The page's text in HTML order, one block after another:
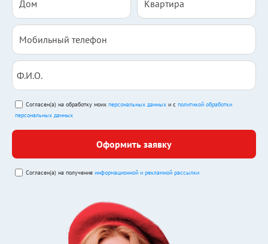
Согласен(а) на обработку моих персональных данных и с политикой обработки
персональных данных
Оформить заявку
Согласен(а) на получение информационной и рекламной рассылки